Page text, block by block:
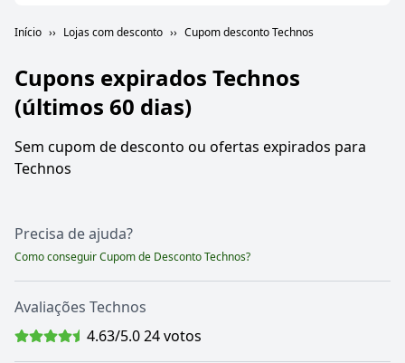
Início Lojas com desconto Cupom desconto Technos
Cupons expirados Technos
(últimos 60 dias)
Sem cupom de desconto ou ofertas expirados para
Technos
Precisa de ajuda?
Como conseguir Cupom de DescontoTechnos?
Avaliações Technos
4.63/5.024votos